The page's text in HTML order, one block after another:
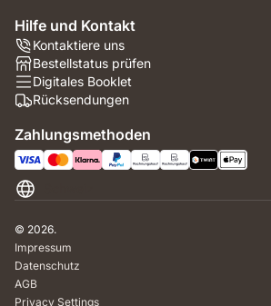
Hilfe und Kontakt
Kontaktiere uns
Bestellstatus prüfen
Digitales Booklet
Rücksendungen
Zahlungsmethoden
© 2026.
Impressum
Datenschutz
AGB
Privacy Settings